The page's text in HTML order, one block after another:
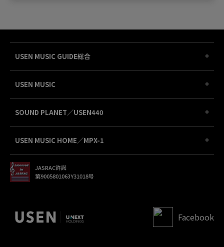
USEN MUSIC GUIDE総合
USEN MUSIC
SOUND PLANET／USEN440
USEN MUSIC HOME／MPX-1
JASRAC許諾
第9005801063Y31018号
Facebook